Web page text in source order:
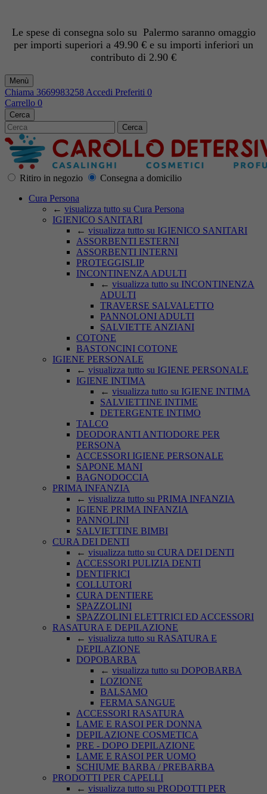
Le spese di consegna solo su Palermo saranno omaggio
per importi superiori a 49.90 € e su importi inferiori un
contributo di 2.90 €
Menù
Chiama 3669983258 Accedi Preferiti 0
Carrello 0
Cerca
Cerca
Ritiro in negozio
Consegna a domicilio
Cura Persona
← visualizza tutto su Cura Persona
IGIENICO SANITARI
← visualizza tutto su IGIENICO SANITARI
ASSORBENTI ESTERNI
ASSORBENTI INTERNI
PROTEGGISLIP
INCONTINENZA ADULTI
← visualizza tutto su INCONTINENZA
ADULTI
TRAVERSE SALVALETTO
PANNOLONI ADULTI
SALVIETTE ANZIANI
COTONE
BASTONCINI COTONE
IGIENE PERSONALE
← visualizza tutto su IGIENE PERSONALE
IGIENE INTIMA
← visualizza tutto su IGIENE INTIMA
SALVIETTINE INTIME
DETERGENTE INTIMO
TALCO
DEODORANTI ANTIODORE PER
PERSONA
ACCESSORI IGIENE PERSONALE
SAPONE MANI
BAGNODOCCIA
PRIMA INFANZIA
← visualizza tutto su PRIMA INFANZIA
IGIENE PRIMA INFANZIA
PANNOLINI
SALVIETTINE BIMBI
CURA DEI DENTI
← visualizza tutto su CURA DEI DENTI
ACCESSORI PULIZIA DENTI
DENTIFRICI
COLLUTORI
CURA DENTIERE
SPAZZOLINI
SPAZZOLINI ELETTRICI ED ACCESSORI
RASATURA E DEPILAZIONE
← visualizza tutto su RASATURA E
DEPILAZIONE
DOPOBARBA
← visualizza tutto su DOPOBARBA
LOZIONE
BALSAMO
FERMA SANGUE
ACCESSORI RASATURA
LAME E RASOI PER DONNA
DEPILAZIONE COSMETICA
PRE - DOPO DEPILAZIONE
LAME E RASOI PER UOMO
SCHIUME BARBA / PREBARBA
PRODOTTI PER CAPELLI
← visualizza tutto su PRODOTTI PER